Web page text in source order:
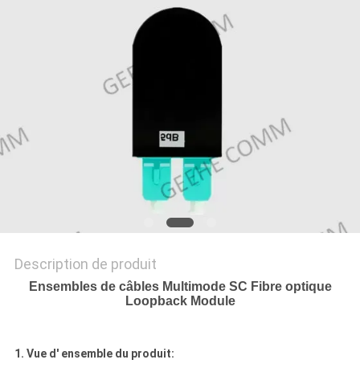
Description de produit
Ensembles de câbles Multimode SC Fibre optique
Loopback Module
1. Vue d' ensemble du produit: